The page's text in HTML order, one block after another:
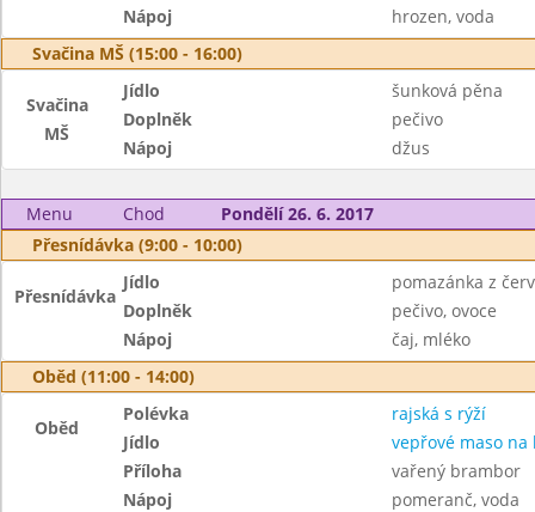
Nápoj
hrozen, voda
Svačina MŠ (15:00 - 16:00)
Svačina
MŠ
Jídlo
šunková pěna
Doplněk
pečivo
Nápoj
džus
Menu Chod
Pondělí 26. 6. 2017
Přesnídávka (9:00 - 10:00)
Přesnídávka
Jídlo
pomazánka z
Doplněk
pečivo, ovoce
Nápoj
čaj, mléko
Oběd (11:00 - 14:00)
Oběd
Polévka
rajská s rýží
Jídlo
vepřové maso na
Příloha
vařený brambor
Nápoj
pomeranč, voda